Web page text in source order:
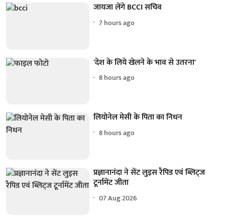
जायजा लेंगे BCCI सचिव
7 hours ago
'देश के लिये खेलने के भाव से उतरना'
8 hours ago
लियोनेल मेसी के पिता का निधन
8 hours ago
प्रज्ञानानंदा ने सेंट लुइस रैपिड एवं ब्लिट्ज
टूर्नामेंट जीता
07 Aug 2026